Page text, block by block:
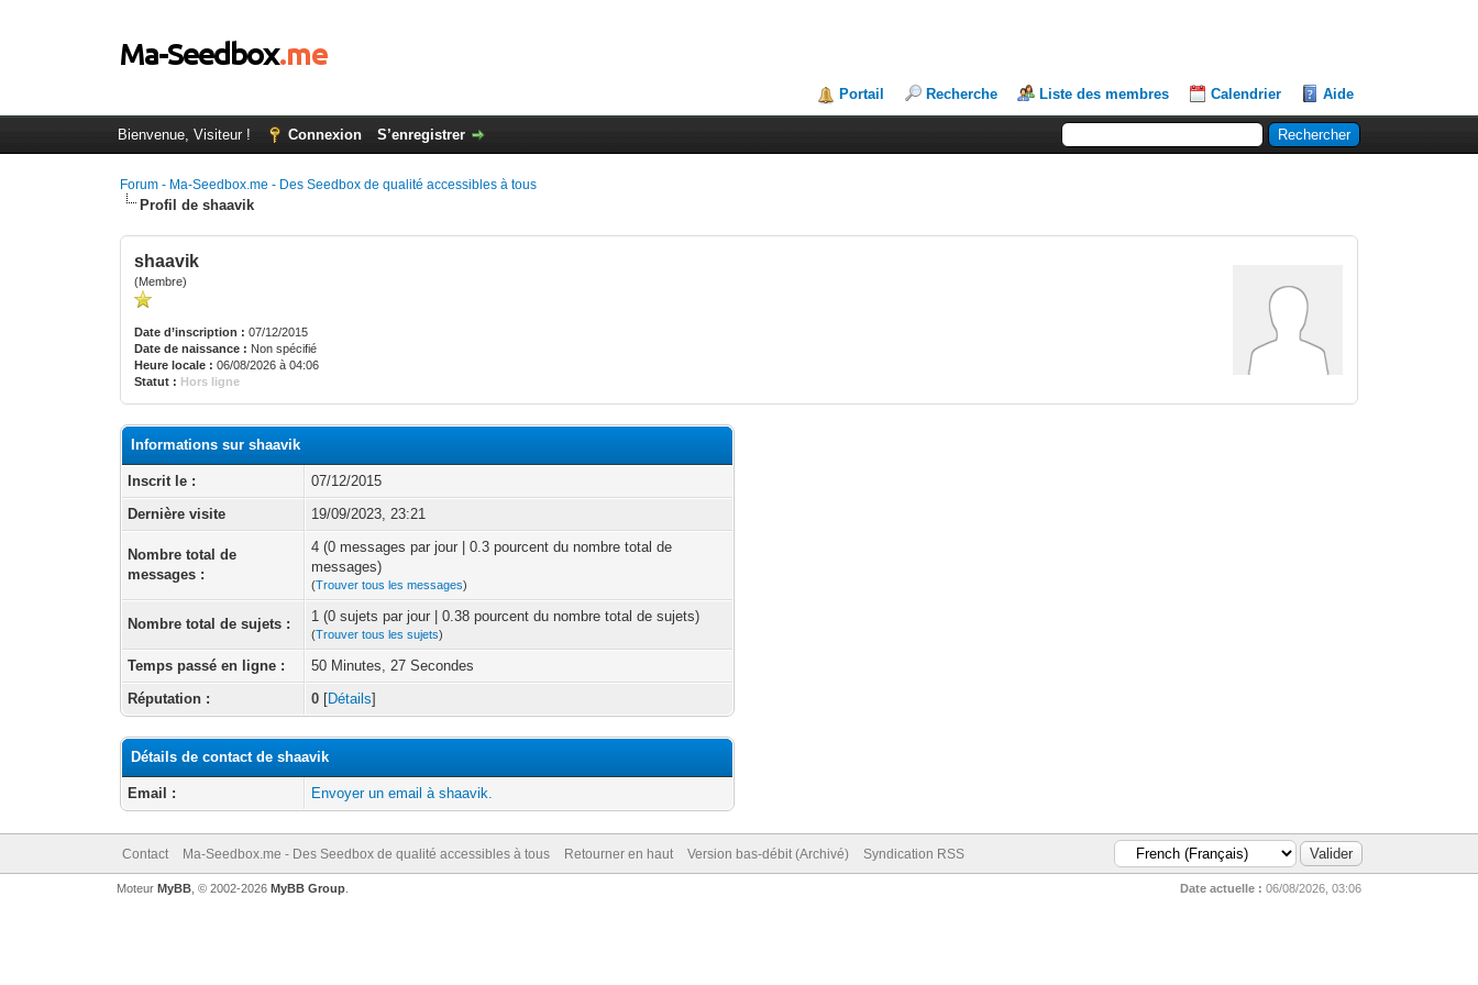
Portail Recherche Liste des membres Calendrier Aide
Bienvenue, Visiteur ! Connexion S’enregistrer
Forum - Ma-Seedbox.me - Des Seedbox de qualité accessibles à tous
Profil de shaavik
shaavik
(Membre)
Date d’inscription : 07/12/2015
Date de naissance : Non spécifié
Heure locale : 06/08/2026 à 04:06
Statut : Hors ligne
Informations sur shaavik
Inscrit le :
07/12/2015
Dernière visite
19/09/2023, 23:21
Nombre total de
messages :
4 (0 messages par jour | 0.3 pourcent du nombre total de
messages)
(Trouver tous les messages)
Nombre total de sujets : 1 (0 sujets par jour | 0.38 pourcent du nombre total de sujets)
(Trouver tous les sujets)
Temps passé en ligne :
50 Minutes, 27 Secondes
Réputation :
0 [Détails]
Détails de contact de shaavik
Email : Envoyer un email à shaavik.
Contact Ma-Seedbox.me - Des Seedbox de qualité accessibles à tous Retourner en haut Version bas-débit (Archivé) Syndication RSS
Date actuelle : 06/08/2026, 03:06
Moteur MyBB, © 2002-2026 MyBB Group.